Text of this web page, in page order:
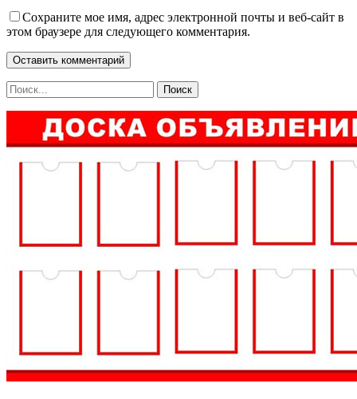
Сохраните мое имя, адрес электронной почты и веб-сайт в
этом браузере для следующего комментария.